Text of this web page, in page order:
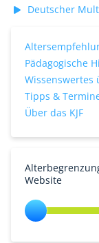
Deutscher
Pädagogische
Wissenswertes
Tipps &
Über das KJF
Website